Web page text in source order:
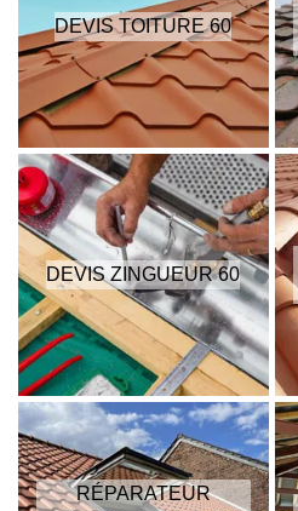
DEVIS TOITURE 60
DEVIS ZINGUEUR 60
RÉPARATEUR